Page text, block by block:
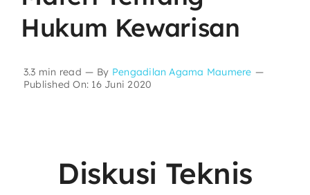
Layanan Publik
Hukum Kewarisan
3.3 min read — By Pengadilan Agama Maumere —
Published On: 16 Juni 2020
Diskusi Teknis